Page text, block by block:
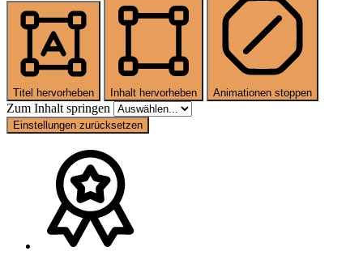
Titel hervorheben Inhalt hervorheben Animationen stoppen
Zum Inhalt springen
Einstellungen zurücksetzen